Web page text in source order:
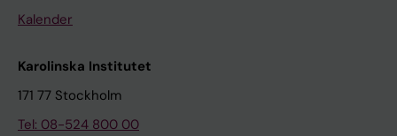
Kalender
Karolinska Institutet
171 77 Stockholm
Tel: 08-524 800 00